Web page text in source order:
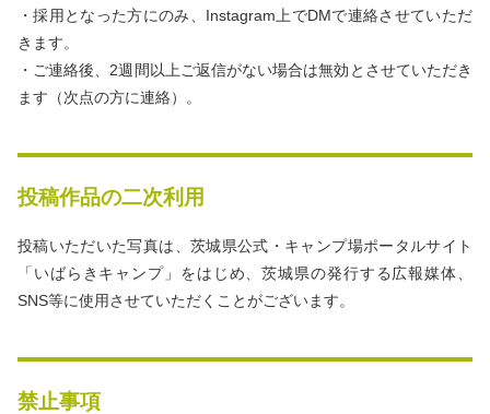
・採用となった方にのみ、Instagram上でDMで連絡させていただ
きます。
・ご連絡後、2週間以上ご返信がない場合は無効とさせていただき
ます（次点の方に連絡）。
投稿作品の二次利用
投稿いただいた写真は、茨城県公式・キャンプ場ポータルサイト
「いばらきキャンプ」をはじめ、茨城県の発行する広報媒体、
SNS等に使用させていただくことがございます。
禁止事項